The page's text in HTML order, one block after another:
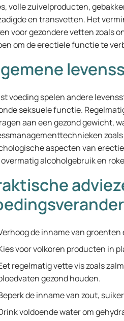
volle zuivelproducten,
en transvetten. Het
voor gezondere vetten zoals
om de erectiele functie te
voeding spelen andere
seksuele functie.
aan een gezond gewicht,
aspecten van
alcoholgebruik en
de inname van
voor volkoren producten in
regelmatig vette vis zoals
gezond houden.
de inname van zout,
voldoende water om